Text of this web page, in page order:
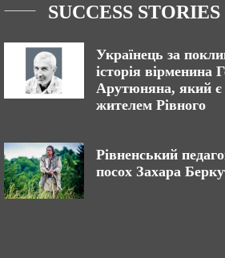
SUCCESS STORIES
Українець за
історія вірменина
Арутюняна, який є
жителем Рівного
Рівненський
посох Захара